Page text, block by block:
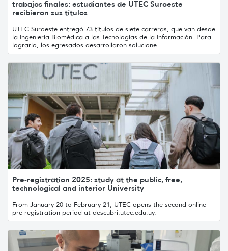
trabajos finales: estudiantes de UTEC Suroeste
recibieron sus títulos
UTEC Suroeste entregó 73 títulos de siete carreras, que van desde
la Ingeniería Biomédica a las Tecnologías de la Información. Para
lograrlo, los egresados desarrollaron solucione...
Pre-registration 2025: study at the public, free,
technological and interior University
From January 20 to February 21, UTEC opens the second online
pre-registration period at descubri.utec.edu.uy.